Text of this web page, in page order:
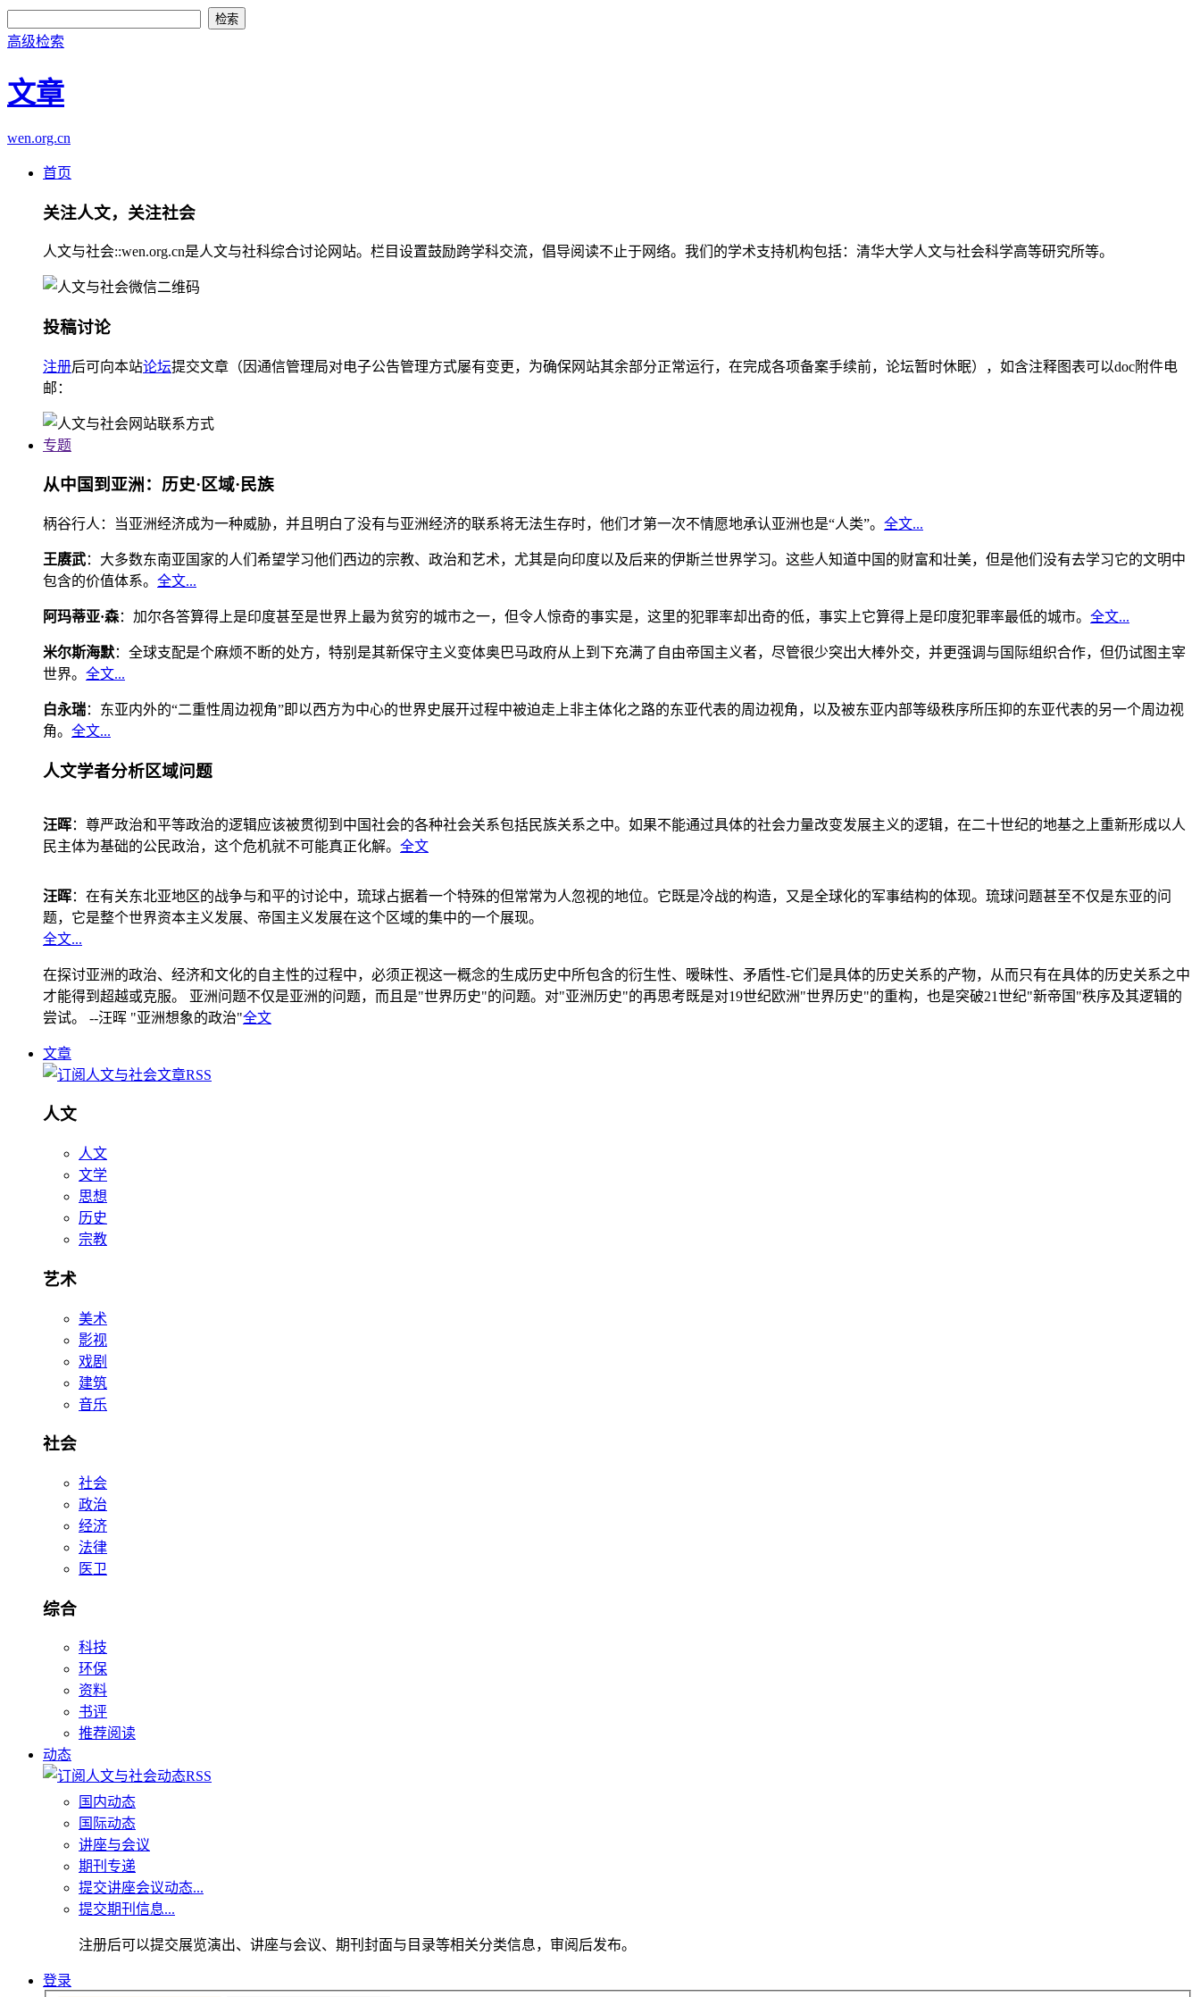
高级检索
文章
wen.org.cn
首页
关注人文，关注社会
人文与社会::wen.org.cn是人文与社科综合讨论网站。栏目设置鼓励跨学科交流，倡导阅读不止于网络。我们的学术支持机构包括：清华大学人文与社会科学高等研究所等。
投稿讨论
注册后可向本站论坛提交文章（因通信管理局对电子公告管理方式屡有变更，为确保网站其余部分正常运行，在完成各项备案手续前，论坛暂时休眠），如含注释图表可以doc附件电
邮：
专题
从中国到亚洲：历史·区域·民族
柄谷行人：当亚洲经济成为一种威胁，并且明白了没有与亚洲经济的联系将无法生存时，他们才第一次不情愿地承认亚洲也是“人类”。 全文...
王赓武：大多数东南亚国家的人们希望学习他们西边的宗教、政治和艺术，尤其是向印度以及后来的伊斯兰世界学习。这些人知道中国的财富和壮美，但是他们没有去学习它的文明中
包含的价值体系。 全文...
阿玛蒂亚·森：加尔各答算得上是印度甚至是世界上最为贫穷的城市之一，但令人惊奇的事实是，这里的犯罪率却出奇的低，事实上它算得上是印度犯罪率最低的城市。 全文...
米尔斯海默：全球支配是个麻烦不断的处方，特别是其新保守主义变体奥巴马政府从上到下充满了自由帝国主义者，尽管很少突出大棒外交，并更强调与国际组织合作，但仍试图主宰
世界。 全文...
白永瑞：东亚内外的“二重性周边视角”即以西方为中心的世界史展开过程中被迫走上非主体化之路的东亚代表的周边视角，以及被东亚内部等级秩序所压抑的东亚代表的另一个周边视
角。 全文...
人文学者分析区域问题
汪晖：尊严政治和平等政治的逻辑应该被贯彻到中国社会的各种社会关系包括民族关系之中。如果不能通过具体的社会力量改变发展主义的逻辑，在二十世纪的地基之上重新形成以人
民主体为基础的公民政治，这个危机就不可能真正化解。 全文
汪晖：在有关东北亚地区的战争与和平的讨论中，琉球占据着一个特殊的但常常为人忽视的地位。它既是冷战的构造，又是全球化的军事结构的体现。琉球问题甚至不仅是东亚的问
题，它是整个世界资本主义发展、帝国主义发展在这个区域的集中的一个展现。
全文...
在探讨亚洲的政治、经济和文化的自主性的过程中，必须正视这一概念的生成历史中所包含的衍生性、暧昧性、矛盾性-它们是具体的历史关系的产物，从而只有在具体的历史关系之中
才能得到超越或克服。 亚洲问题不仅是亚洲的问题，而且是"世界历史"的问题。对"亚洲历史"的再思考既是对19世纪欧洲"世界历史"的重构，也是突破21世纪"新帝国"秩序及其逻辑的
尝试。 --汪晖 "亚洲想象的政治"全文
文章
人文
人文
文学
思想
历史
宗教
艺术
美术
影视
戏剧
建筑
音乐
社会
社会
政治
经济
法律
医卫
综合
科技
环保
资料
书评
推荐阅读
动态
国内动态
国际动态
讲座与会议
期刊专递
提交讲座会议动态...
提交期刊信息...
注册后可以提交展览演出、讲座与会议、期刊封面与目录等相关分类信息，审阅后发布。
登录